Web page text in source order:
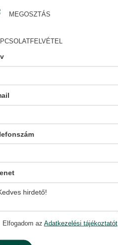
MEGOSZTÁS
Elfogadom az Adatkezelési tájékoztatót